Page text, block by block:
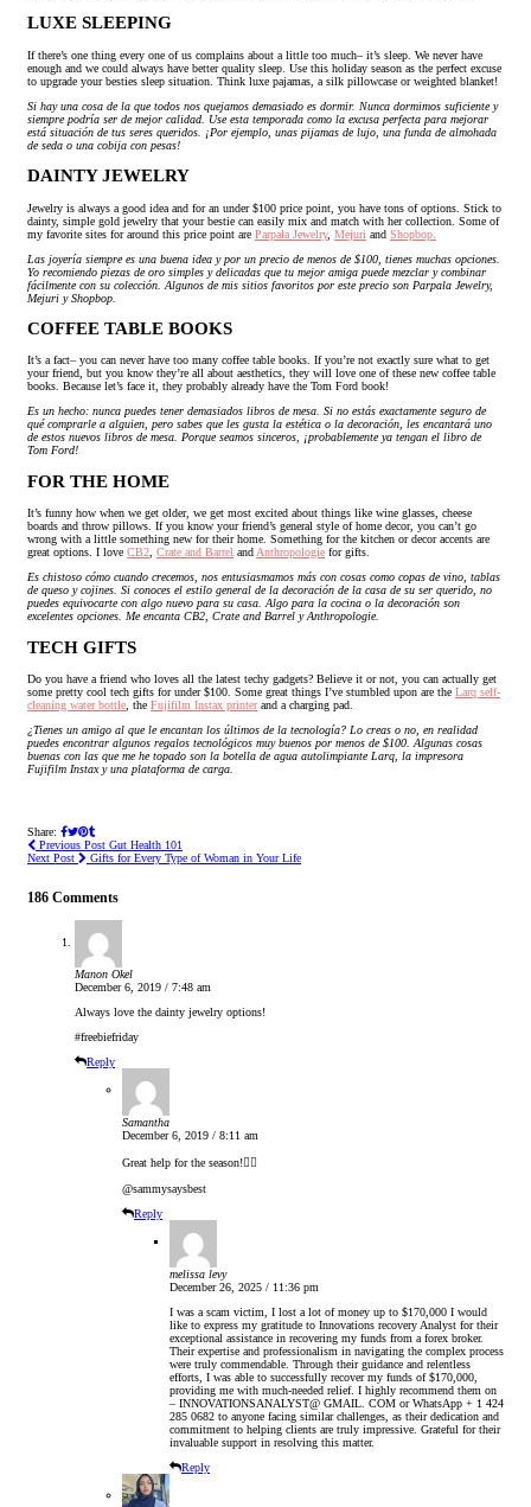
LUXE SLEEPING
If there’s one thing every one of us complains about a little too much– it’s sleep. We never have
enough and we could always have better quality sleep. Use this holiday season as the perfect excuse
to upgrade your besties sleep situation. Think luxe pajamas, a silk pillowcase or weighted blanket!
Si hay una cosa de la que todos nos quejamos demasiado es dormir. Nunca dormimos suficiente y
siempre podría ser de mejor calidad. Use esta temporada como la excusa perfecta para mejorar
está situación de tus seres queridos. ¡Por ejemplo, unas pijamas de lujo, una funda de almohada
de seda o una cobija con pesas!
DAINTY JEWELRY
Jewelry is always a good idea and for an under $100 price point, you have tons of options. Stick to
dainty, simple gold jewelry that your bestie can easily mix and match with her collection. Some of
my favorite sites for around this price point are Parpala Jewelry, Mejuri and Shopbop.
Las joyería siempre es una buena idea y por un precio de menos de $100, tienes muchas opciones.
Yo recomiendo piezas de oro simples y delicadas que tu mejor amiga puede mezclar y combinar
fácilmente con su colección. Algunos de mis sitios favoritos por este precio son Parpala Jewelry,
Mejuri y Shopbop.
COFFEE TABLE BOOKS
It’s a fact– you can never have too many coffee table books. If you’re not exactly sure what to get
your friend, but you know they’re all about aesthetics, they will love one of these new coffee table
books. Because let’s face it, they probably already have the Tom Ford book!
Es un hecho: nunca puedes tener demasiados libros de mesa. Si no estás exactamente seguro de
qué comprarle a alguien, pero sabes que les gusta la estética o la decoración, les encantará uno
de estos nuevos libros de mesa. Porque seamos sinceros, ¡probablemente ya tengan el libro de
Tom Ford!
FOR THE HOME
It’s funny how when we get older, we get most excited about things like wine glasses, cheese
boards and throw pillows. If you know your friend’s general style of home decor, you can’t go
wrong with a little something new for their home. Something for the kitchen or decor accents are
great options. I love CB2, Crate and Barrel andAnthropologie for gifts.
Es chistoso cómo cuando crecemos, nos entusiasmamos más con cosas como copas de vino, tablas
de queso y cojines. Si conoces el estilo general de la decoración de la casa de su ser querido, no
puedes equivocarte con algo nuevo para su casa. Algo para la cocina o la decoración son
excelentes opciones. Me encanta CB2, Crate and Barrel y Anthropologie.
TECH GIFTS
Do you have a friend who loves all the latest techy gadgets? Believe it or not, you can actually get
some pretty cool tech gifts for under $100. Some great things I’ve stumbled upon are the Larq self-
cleaning water bottle, the Fujifilm Instax printerand a charging pad.
¿Tienes un amigo al que le encantan los últimos de la tecnología? Lo creas o no, en realidad
puedes encontrar algunos regalos tecnológicos muy buenos por menos de $100. Algunas cosas
buenas con las que me he topado son la botella de agua autolimpiante Larq, la impresora
Fujifilm Instax y una plataforma de carga.
Share:
Previous Post Gut Health 101
Next Post
Gifts for Every Type of Woman in Your Life
186 Comments
Manon Okel
December 6, 2019 / 7:48 am
Always love the dainty jewelry options!
#freebiefriday
Reply
Samantha
December 6, 2019 / 8:11 am
Great help for the season!👍🏼
@sammysaysbest
Reply
melissa levy
December 26, 2025 / 11:36 pm
I was a scam victim, I lost a lot of money up to $170,000 I would
like to express my gratitude to Innovations recovery Analyst for their
exceptional assistance in recovering my funds from a forex broker.
Their expertise and professionalism in navigating the complex process
were truly commendable. Through their guidance and relentless
efforts, I was able to successfully recover my funds of $170,000,
providing me with much-needed relief. I highly recommend them on
– INNOVATIONSANALYST@ GMAIL. COM or WhatsApp + 1 424
285 0682 to anyone facing similar challenges, as their dedication and
commitment to helping clients are truly impressive. Grateful for their
invaluable support in resolving this matter.
Reply